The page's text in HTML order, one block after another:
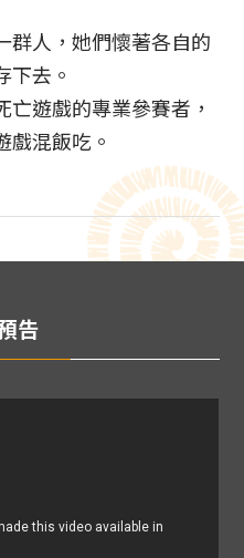
群人，她們懷著各自的
下去。
亡遊戲的專業參賽者，
戲混飯吃。
告